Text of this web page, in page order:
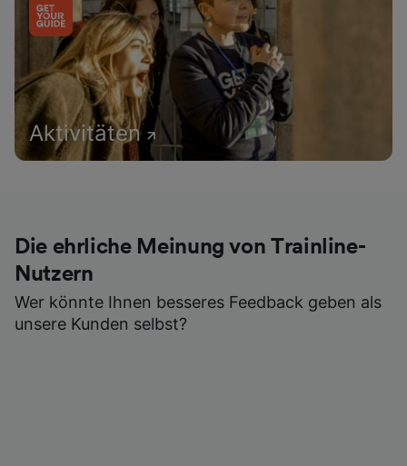
Aktivitäten
Die ehrliche Meinung von Trainline-
Nutzern
Wer könnte Ihnen besseres Feedback geben als
unsere Kunden selbst?